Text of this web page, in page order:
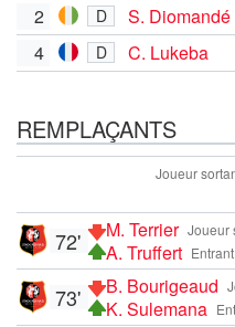
2
D
S. Diomandé
4
D C. Lukeba
REMPLAÇANTS
Joueur
Joueur
M. Terrier
Entrant
A. Truffert
72'
B. Bourigeaud
K. Sulemana
73'